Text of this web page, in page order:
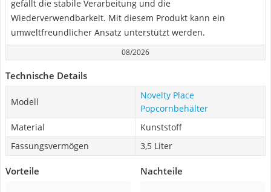
gefällt die stabile Verarbeitung und die
Wiederverwendbarkeit. Mit diesem Produkt kann ein
umweltfreundlicher Ansatz unterstützt werden.
08/2026
Technische Details
Modell
Novelty Place
Popcornbehälter
Material
Kunststoff
Fassungsvermögen
3,5 Liter
Vorteile Nachteile